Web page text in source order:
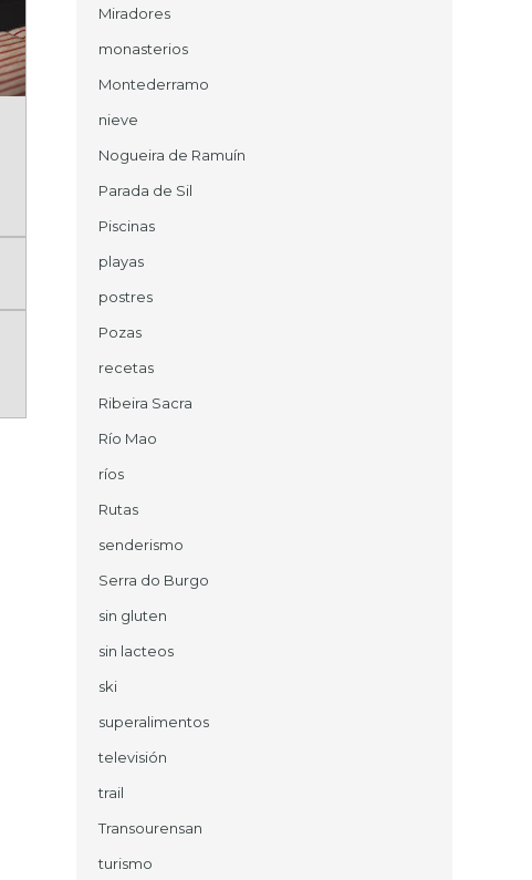
Miradores
monasterios
Montederramo
nieve
Nogueira de Ramuín
Parada de Sil
Piscinas
playas
postres
Pozas
recetas
Ribeira Sacra
Río Mao
ríos
Rutas
senderismo
Serra do Burgo
sin gluten
sin lacteos
ski
superalimentos
televisión
trail
Transourensan
turismo